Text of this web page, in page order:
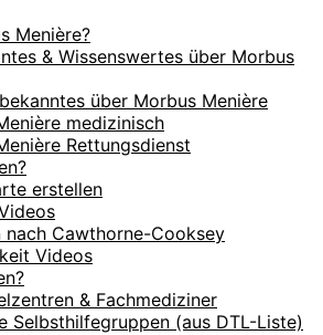
Menière?
& Wissenswertes über Morbus
über Morbus Menière
medizinisch
Rettungsdienst
erstellen
nach Cawthorne-Cooksey
Videos
& Fachmediziner
Selbsthilfegruppen (aus DTL-Liste)